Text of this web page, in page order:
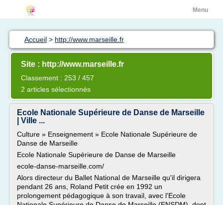
Menu
Accueil > http://www.marseille.fr
Site : http://www.marseille.fr
Classement : 253 / 457
2 articles sélectionnés
Ecole Nationale Supérieure de Danse de Marseille
| Ville ...
Culture » Enseignement » Ecole Nationale Supérieure de
Danse de Marseille
Ecole Nationale Supérieure de Danse de Marseille
ecole-danse-marseille.com/
Alors directeur du Ballet National de Marseille qu'il dirigera
pendant 26 ans, Roland Petit crée en 1992 un
prolongement pédagogique à son travail, avec l'Ecole